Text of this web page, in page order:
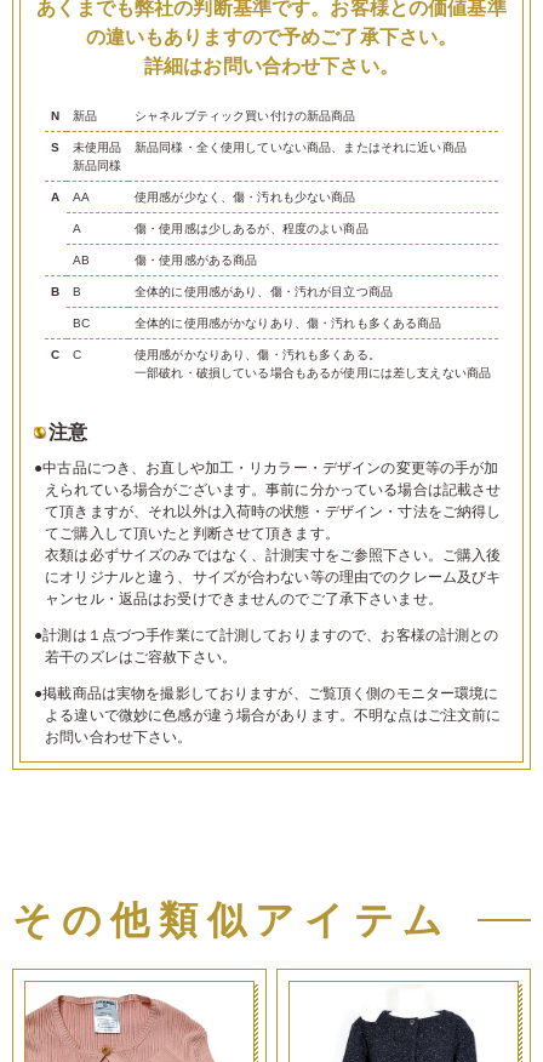
あくまでも弊社の判断基準です。お客様との価値基準
の違いもありますので予めご了承下さい。
詳細はお問い合わせ下さい。
N 新品 シャネルブティック買い付けの新品商品
S
未使用品
新品同様
新品同様・全く使用していない商品、またはそれに近い商品
A AA 使用感が少なく、傷・汚れも少ない商品
A 傷・使用感は少しあるが、程度のよい商品
AB 傷・使用感がある商品
B B 全体的に使用感があり、傷・汚れが目立つ商品
BC 全体的に使用感がかなりあり、傷・汚れも多くある商品
C C
使用感がかなりあり、傷・汚れも多くある。
一部破れ・破損している場合もあるが使用には差し支えない商品
注意
●中古品につき、お直しや加工・リカラー・デザインの変更等の手が加
えられている場合がございます。事前に分かっている場合は記載させ
て頂きますが、それ以外は入荷時の状態・デザイン・寸法をご納得し
てご購入して頂いたと判断させて頂きます。
衣類は必ずサイズのみではなく、計測実寸をご参照下さい。ご購入後
にオリジナルと違う、サイズが合わない等の理由でのクレーム及びキ
ャンセル・返品はお受けできませんのでご了承下さいませ。
●計測は１点づつ手作業にて計測しておりますので、お客様の計測との
若干のズレはご容赦下さい。
●掲載商品は実物を撮影しておりますが、ご覧頂く側のモニター環境に
よる違いで微妙に色感が違う場合があります。不明な点はご注文前に
お問い合わせ下さい。
その他類似アイテム